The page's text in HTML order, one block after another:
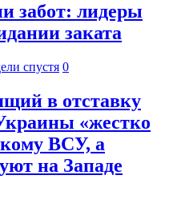
забот: лидеры
заката
спустя 0
в отставку
«жестко
ВСУ, а
на Западе